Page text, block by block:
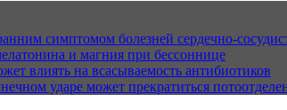
симптомом болезней сердечно-
и магния при бессоннице
влиять на всасываемость антибиотиков
ударе может прекратиться